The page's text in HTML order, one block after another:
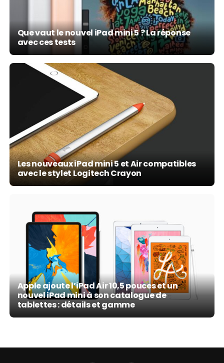
Que vaut le nouvel iPad mini 5 ? La réponse
avec ces tests
Les nouveaux iPad mini 5 et Air compatibles
avec le stylet Logitech Crayon
Apple ajoute l’iPad Air 10,5 pouces et un
nouvel iPad mini à son catalogue de
tablettes : détails et gamme